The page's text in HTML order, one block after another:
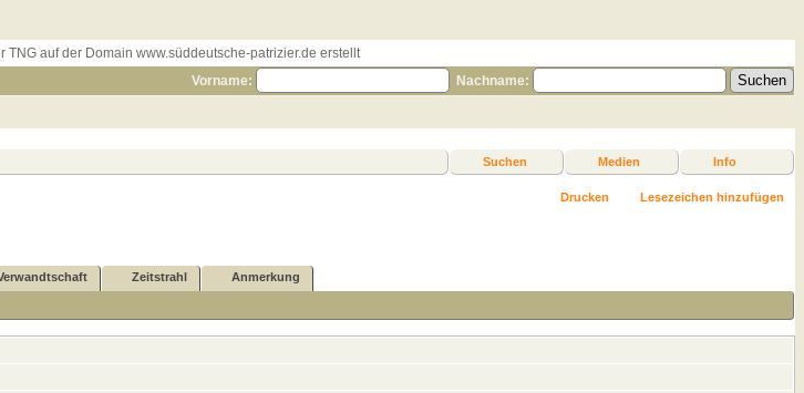
TNG auf der Domain www.süddeutsche-patrizier.de erstellt
Vorname:
Nachname:
Suchen Medien Info
Drucken Lesezeichen hinzufügen
Zeitstrahl Anmerkung